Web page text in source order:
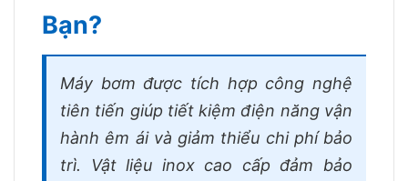
Bạn?
Máy bơm được tích hợp công nghệ
tiên tiến giúp tiết kiệm điện năng vận
hành êm ái và giảm thiểu chi phí bảo
trì. Vật liệu inox cao cấp đảm bảo